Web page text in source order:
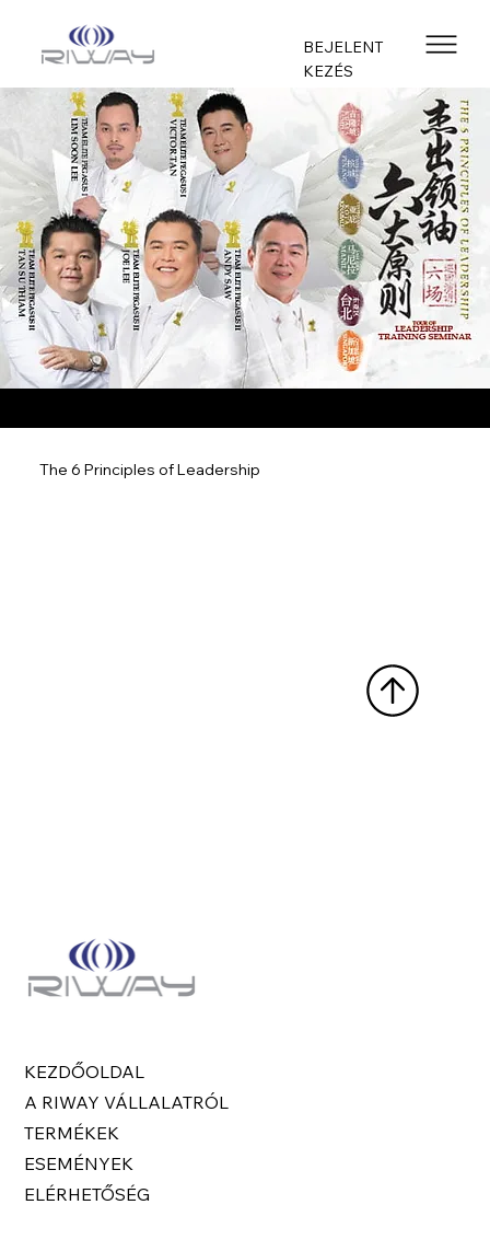
BEJELENT
KEZÉS
The 6 Principles of Leadership
KEZDŐOLDAL
A RIWAY VÁLLALATRÓL
TERMÉKEK
ESEMÉNYEK
ELÉRHETŐSÉG